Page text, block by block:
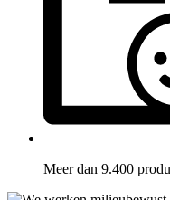
Meer dan 9.400